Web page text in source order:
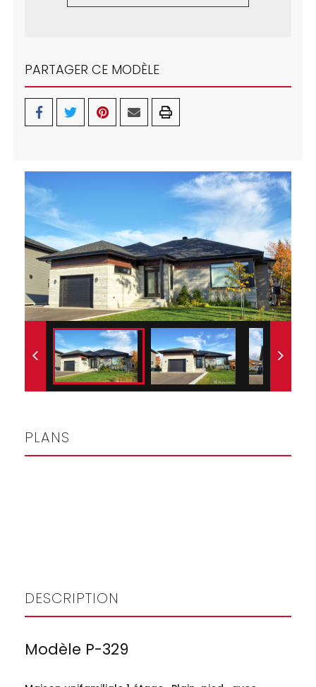
PARTAGER CE MODÈLE
PLANS
DESCRIPTION
Modèle P-329